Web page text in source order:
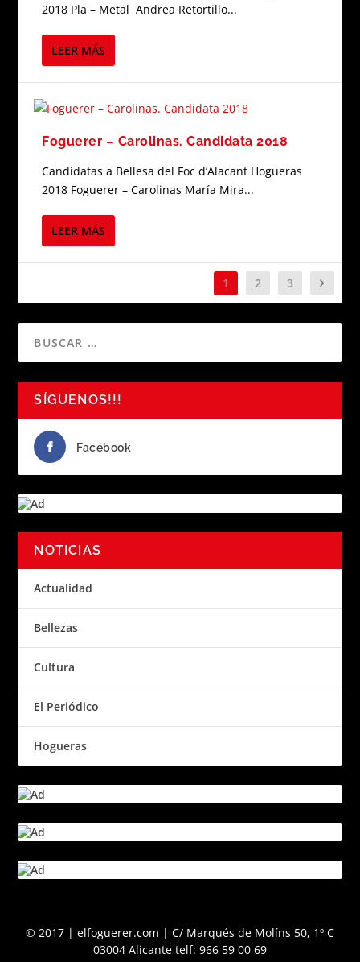
2018 Pla – Metal Andrea Retortillo...
LEER MÁS
Foguerer – Carolinas. Candidata 2018
Candidatas a Bellesa del Foc d’Alacant Hogueras
2018 Foguerer – Carolinas María Mira...
LEER MÁS
1 2 3
SÍGUENOS!!!
Facebook
NOTICIAS
Actualidad
Bellezas
Cultura
El Periódico
Hogueras
© 2017 | elfoguerer.com | C/ Marqués de Molíns 50, 1º C
03004 Alicante telf: 966 59 00 69